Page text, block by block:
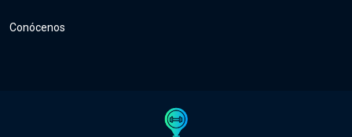
Conócenos